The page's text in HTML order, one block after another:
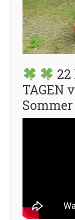
22
TAGEN
Sommer